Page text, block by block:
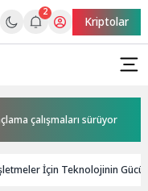
2
Kriptolar
çalışmaları sürüyor
İçin Teknolojinin